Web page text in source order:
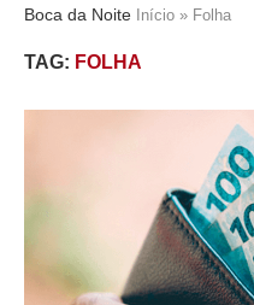
Boca da Noite Início » Folha
TAG: FOLHA